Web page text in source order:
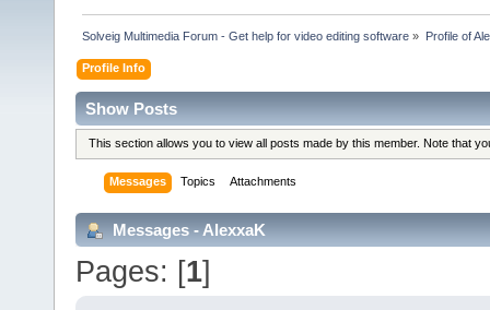
Solveig Multimedia Forum - Get help for video editing software » Profile of
Profile Info
Show Posts
This section allows you to view all posts made by this member. Note that
Messages Topics Attachments
Messages - AlexxaK
Pages: [1]